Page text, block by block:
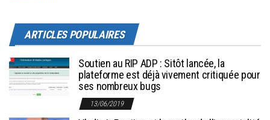
ARTICLES POPULAIRES
Soutien au RIP ADP : Sitôt lancée, la
plateforme est déjà vivement critiquée pour
ses nombreux bugs
13/06/2019